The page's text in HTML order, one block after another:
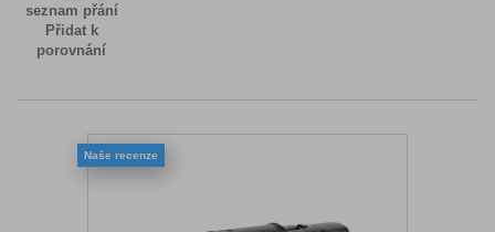
seznam přání
Přidat k
porovnání
Naše recenze